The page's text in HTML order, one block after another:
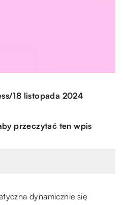
/18 listopada 2024
przeczytać ten wpis
dynamicznie się